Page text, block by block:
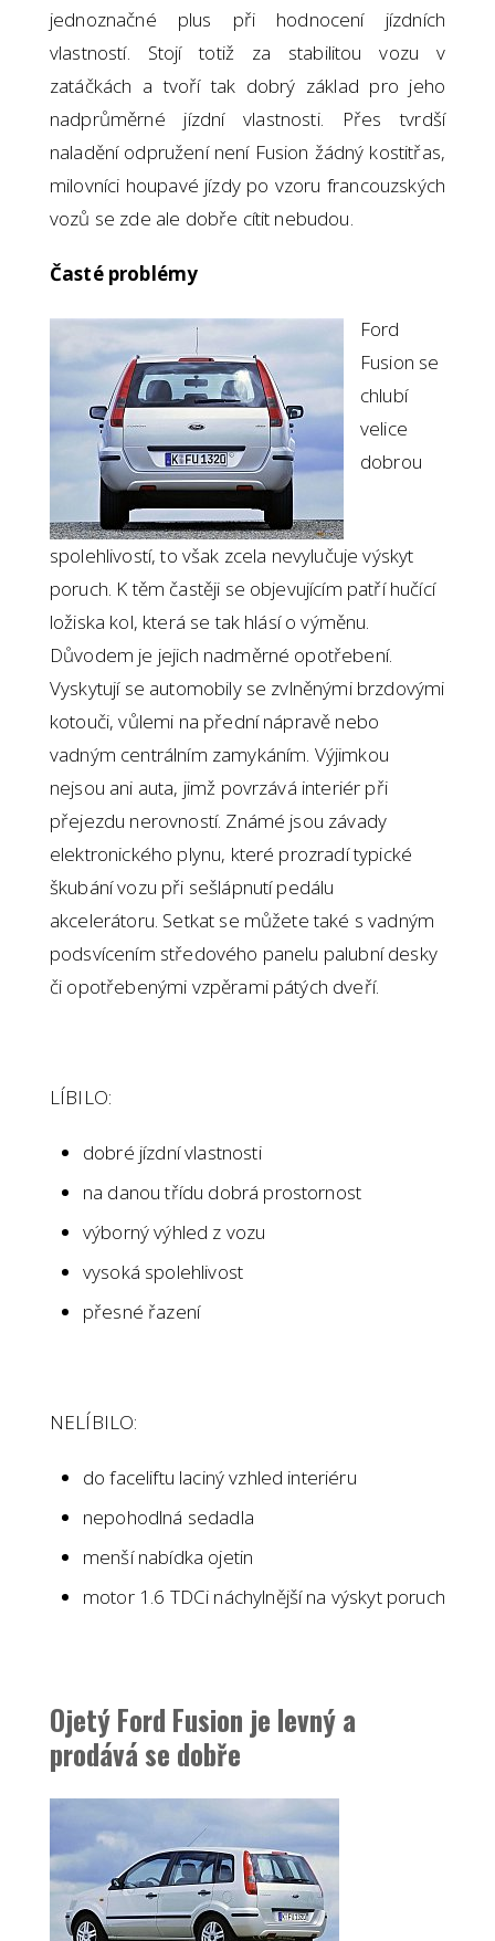
jednoznačné plus při hodnocení jízdních
vlastností. Stojí totiž za stabilitou vozu v
zatáčkách a tvoří tak dobrý základ pro jeho
nadprůměrné jízdní vlastnosti. Přes tvrdší
naladění odpružení není Fusion žádný kostitřas,
milovníci houpavé jízdy po vzoru francouzských
vozů se zde ale dobře cítit nebudou.
Časté problémy
Ford
Fusion se
chlubí
velice
dobrou
spolehlivostí, to však zcela nevylučuje výskyt
poruch. K těm častěji se objevujícím patří hučící
ložiska kol, která se tak hlásí o výměnu.
Důvodem je jejich nadměrné opotřebení.
Vyskytují se automobily se zvlněnými brzdovými
kotouči, vůlemi na přední nápravě nebo
vadným centrálním zamykáním. Výjimkou
nejsou ani auta, jimž povrzává interiér při
přejezdu nerovností. Známé jsou závady
elektronického plynu, které prozradí typické
škubání vozu při sešlápnutí pedálu
akcelerátoru. Setkat se můžete také s vadným
podsvícením středového panelu palubní desky
či opotřebenými vzpěrami pátých dveří.
LÍBILO:
dobré jízdní vlastnosti
na danou třídu dobrá prostornost
výborný výhled z vozu
vysoká spolehlivost
přesné řazení
NELÍBILO:
do faceliftu laciný vzhled interiéru
nepohodlná sedadla
menší nabídka ojetin
motor 1.6 TDCi náchylnější na výskyt poruch
Ojetý Ford Fusion je levný a
prodává se dobře